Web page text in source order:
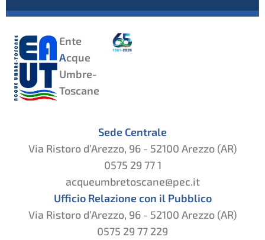
Ente
Acque
Umbre-
Toscane
Sede Centrale
Via Ristoro d’Arezzo, 96 - 52100 Arezzo (AR)
0575 29 77 1
acqueumbretoscane@pec.it
Ufficio Relazione con il Pubblico
Via Ristoro d’Arezzo, 96 - 52100 Arezzo (AR)
0575 29 77 229